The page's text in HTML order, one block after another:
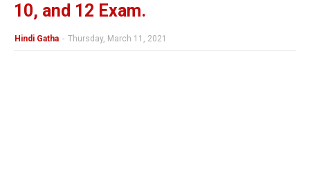
10, and 12 Exam.
Hindi Gatha - Thursday, March 11, 2021